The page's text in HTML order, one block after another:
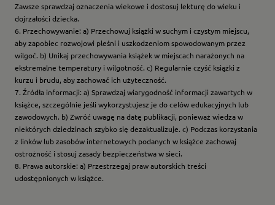
Zawsze sprawdzaj oznaczenia wiekowe i dostosuj lekturę do wieku i
dojrzałości dziecka.
6. Przechowywanie: a) Przechowuj książki w suchym i czystym miejscu,
aby zapobiec rozwojowi pleśni i uszkodzeniom spowodowanym przez
wilgoć. b) Unikaj przechowywania książek w miejscach narażonych na
ekstremalne temperatury i wilgotność. c) Regularnie czyść książki z
kurzu i brudu, aby zachować ich użyteczność.
7. Źródła informacji: a) Sprawdzaj wiarygodność informacji zawartych w
książce, szczególnie jeśli wykorzystujesz je do celów edukacyjnych lub
zawodowych. b) Zwróć uwagę na datę publikacji, ponieważ wiedza w
niektórych dziedzinach szybko się dezaktualizuje. c) Podczas korzystania
z linków lub zasobów internetowych podanych w książce zachowaj
ostrożność i stosuj zasady bezpieczeństwa w sieci.
8. Prawa autorskie: a) Przestrzegaj praw autorskich treści
udostępnionych w książce.